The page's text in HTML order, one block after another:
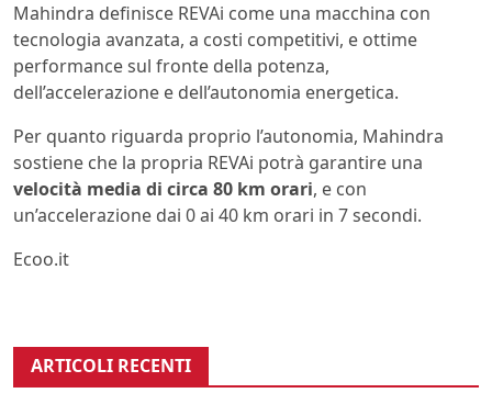
Mahindra definisce REVAi come una macchina con
tecnologia avanzata, a costi competitivi, e ottime
performance sul fronte della potenza,
dell’accelerazione e dell’autonomia energetica.
Per quanto riguarda proprio l’autonomia, Mahindra
sostiene che la propria REVAi potrà garantire una
velocità media di circa 80 km orari, e con
un’accelerazione dai 0 ai 40 km orari in 7 secondi.
Ecoo.it
ARTICOLI RECENTI